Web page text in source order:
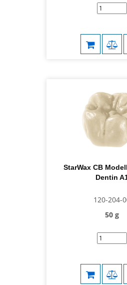
StarWax CB
Dentin
120-204-
50 g